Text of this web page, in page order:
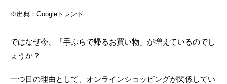
※出典：Googleトレンド
ではなぜ今、「手ぶらで帰るお買い物」が増えているのでし
ょうか？
一つ目の理由として、オンラインショッピングが関係してい